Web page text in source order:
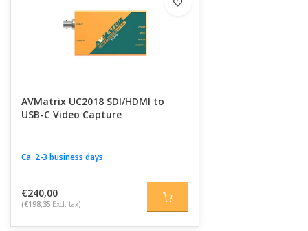
AVMatrix UC2018 SDI/HDMI to
USB-C Video Capture
Ca. 2-3 business days
€240,00
(€198,35 Excl. tax)